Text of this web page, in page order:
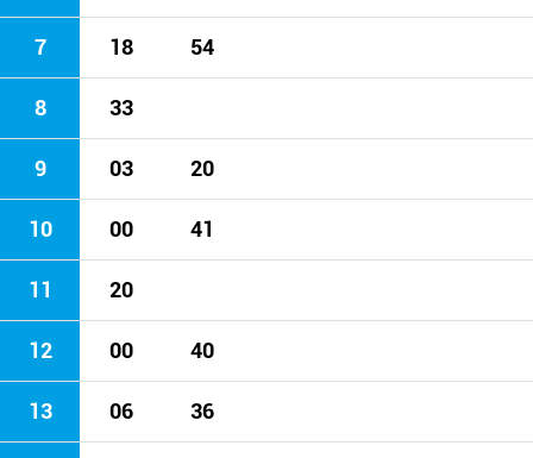
7 18 54
8 33
9 03 20
10 00 41
11 20
12 00 40
13 06 36